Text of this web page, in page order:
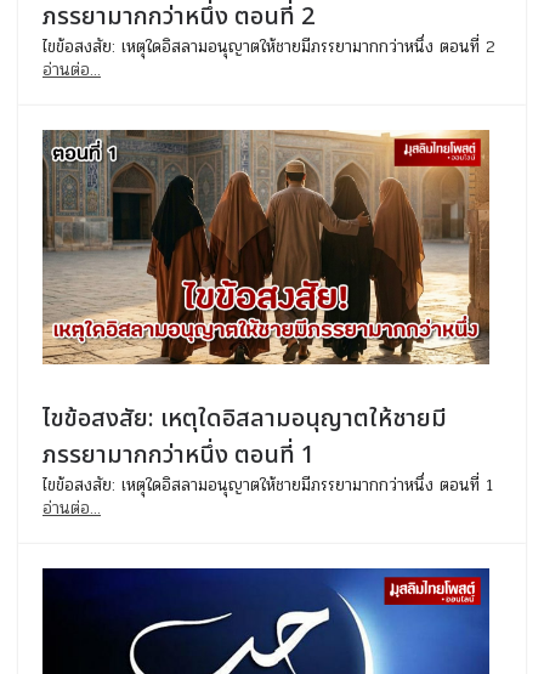
ภรรยามากกว่าหนึ่ง ตอนที่ 2
ไขข้อสงสัย: เหตุใดอิสลามอนุญาตให้ชายมีภรรยามากกว่าหนึ่ง ตอนที่ 2
อ่านต่อ...
ไขข้อสงสัย: เหตุใดอิสลามอนุญาตให้ชายมี
ภรรยามากกว่าหนึ่ง ตอนที่ 1
ไขข้อสงสัย: เหตุใดอิสลามอนุญาตให้ชายมีภรรยามากกว่าหนึ่ง ตอนที่ 1
อ่านต่อ...